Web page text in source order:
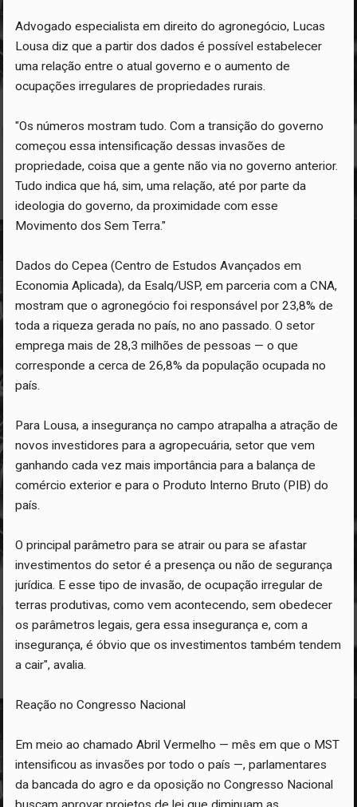
Advogado especialista em direito do agronegócio, Lucas
Lousa diz que a partir dos dados é possível estabelecer
uma relação entre o atual governo e o aumento de
ocupações irregulares de propriedades rurais.
"Os números mostram tudo. Com a transição do governo
começou essa intensificação dessas invasões de
propriedade, coisa que a gente não via no governo anterior.
Tudo indica que há, sim, uma relação, até por parte da
ideologia do governo, da proximidade com esse
Movimento dos Sem Terra."
Dados do Cepea (Centro de Estudos Avançados em
Economia Aplicada), da Esalq/USP, em parceria com a CNA,
mostram que o agronegócio foi responsável por 23,8% de
toda a riqueza gerada no país, no ano passado. O setor
emprega mais de 28,3 milhões de pessoas — o que
corresponde a cerca de 26,8% da população ocupada no
país.
Para Lousa, a insegurança no campo atrapalha a atração de
novos investidores para a agropecuária, setor que vem
ganhando cada vez mais importância para a balança de
comércio exterior e para o Produto Interno Bruto (PIB) do
país.
O principal parâmetro para se atrair ou para se afastar
investimentos do setor é a presença ou não de segurança
jurídica. E esse tipo de invasão, de ocupação irregular de
terras produtivas, como vem acontecendo, sem obedecer
os parâmetros legais, gera essa insegurança e, com a
insegurança, é óbvio que os investimentos também tendem
a cair", avalia.
Reação no Congresso Nacional
Em meio ao chamado Abril Vermelho — mês em que o MST
intensificou as invasões por todo o país —, parlamentares
da bancada do agro e da oposição no Congresso Nacional